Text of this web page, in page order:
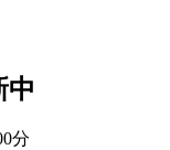
中
分